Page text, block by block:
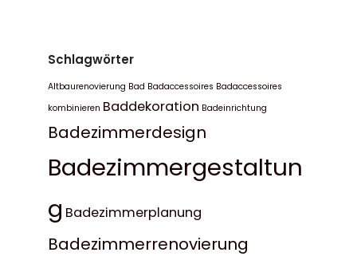
Schlagwörter
Altbaurenovierung Bad Badaccessoires Badaccessoires
kombinieren Baddekoration Badeinrichtung
Badezimmerdesign
Badezimmergestaltun
g Badezimmerplanung
Badezimmerrenovierung